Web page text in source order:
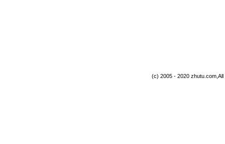
(c) 2005 - 2020